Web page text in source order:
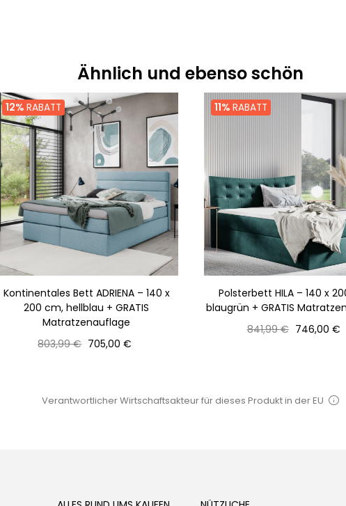
Ähnlich und ebenso schön
12% RABATT
Kontinentales Bett ADRIENA – 140 x
200 cm, hellblau + GRATIS
Matratzenauflage
Normaler
803,99 € Preis
705,00 €
11% RABATT
Polsterbett HILA – 140 x
blaugrün + GRATIS
Normaler
841,99 € Preis
746,00 €
Verantwortlicher Wirtschaftsakteur für dieses Produkt in der EU